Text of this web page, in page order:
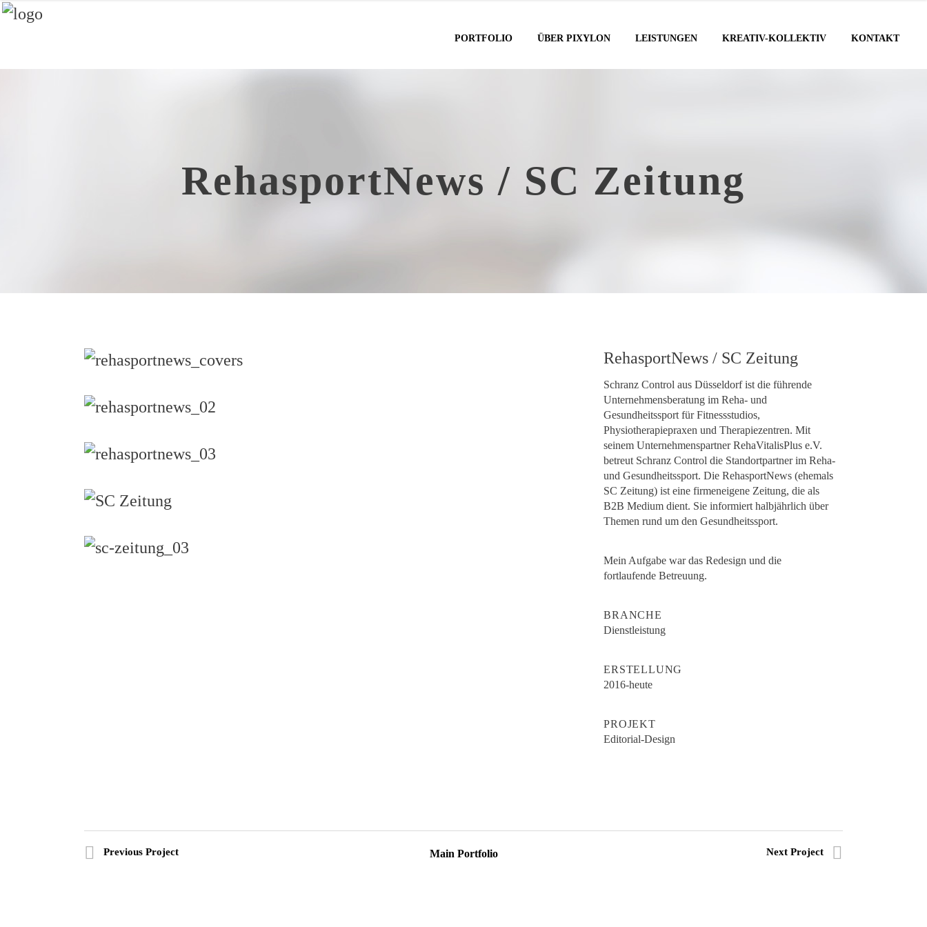
PORTFOLIO ÜBER PIXYLON LEISTUNGEN KREATIV-KOLLEKTIV KONTAKT
RehasportNews / SC Zeitung
RehasportNews / SC Zeitung
Schranz Control aus Düsseldorf ist die führende
Unternehmensberatung im Reha- und
Gesundheitssport für Fitnessstudios,
Physiotherapiepraxen und Therapiezentren. Mit
seinem Unternehmenspartner RehaVitalisPlus e.V.
betreut Schranz Control die Standortpartner im Reha-
und Gesundheitssport. Die RehasportNews (ehemals
SC Zeitung) ist eine firmeneigene Zeitung, die als
B2B Medium dient. Sie informiert halbjährlich über
Themen rund um den Gesundheitssport.
Mein Aufgabe war das Redesign und die
fortlaufende Betreuung.
BRANCHE
Dienstleistung
ERSTELLUNG
2016-heute
PROJEKT
Editorial-Design
Previous Project Main Portfolio Next Project